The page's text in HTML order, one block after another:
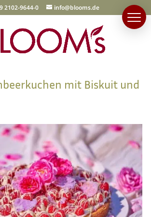
2102-9644-0 info@blooms.de
mit Biskuit und